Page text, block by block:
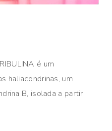
é um
haliacondrinas, um
B, isolada a partir